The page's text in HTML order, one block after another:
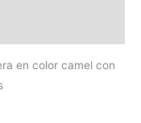
en color camel con